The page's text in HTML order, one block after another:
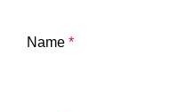
Name *